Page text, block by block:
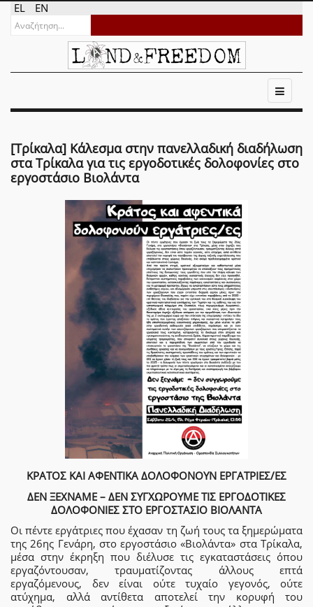
EL EN
[Τρίκαλα] Κάλεσμα στην πανελλαδική διαδήλωση
στα Τρίκαλα για τις εργοδοτικές δολοφονίες στο
εργοστάσιο Βιολάντα
ΚΡΑΤΟΣ ΚΑΙ ΑΦΕΝΤΙΚΑ ΔΟΛΟΦΟΝΟΥΝ ΕΡΓΑΤΡΙΕΣ/ΕΣ
ΔΕΝ ΞΕΧΝΑΜΕ – ΔΕΝ ΣΥΓΧΩΡΟΥΜΕ ΤΙΣ ΕΡΓΟΔΟΤΙΚΕΣ
ΔΟΛΟΦΟΝΙΕΣ ΣΤΟ ΕΡΓΟΣΤΑΣΙΟ ΒΙΟΛΑΝΤΑ
Οι πέντε εργάτριες που έχασαν τη ζωή τους τα ξημερώματα
της 26ης Γενάρη, στο εργοστάσιο «Βιολάντα» στα Τρίκαλα,
μέσα στην έκρηξη που διέλυσε τις εγκαταστάσεις όπου
εργαζόντουσαν, τραυματίζοντας άλλους επτά
εργαζόμενους, δεν είναι ούτε τυχαίο γεγονός, ούτε
ατύχημα, αλλά αντίθετα αποτελεί την κορυφή του